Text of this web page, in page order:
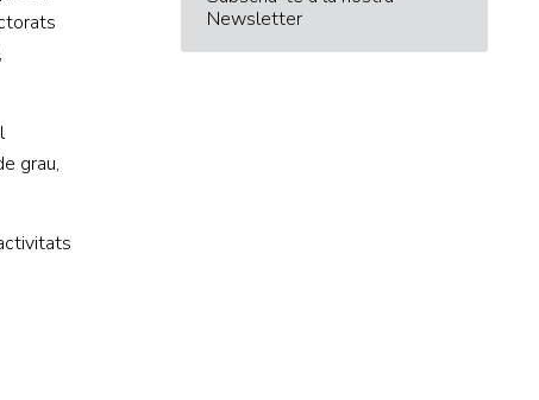
grau,
Newsletter